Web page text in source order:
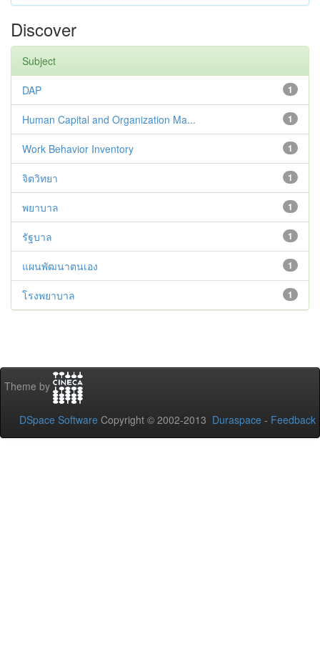
Discover
Subject
1
DAP
1
Human Capital and Organization Ma...
1
Work Behavior Inventory
1
จิตวิทยา
1
พยาบาล
1
รัฐบาล
1
แผนพัฒนาตนเอง
1
โรงพยาบาล
Theme by
DSpace Software Copyright © 2002-2013 Duraspace - Feedback